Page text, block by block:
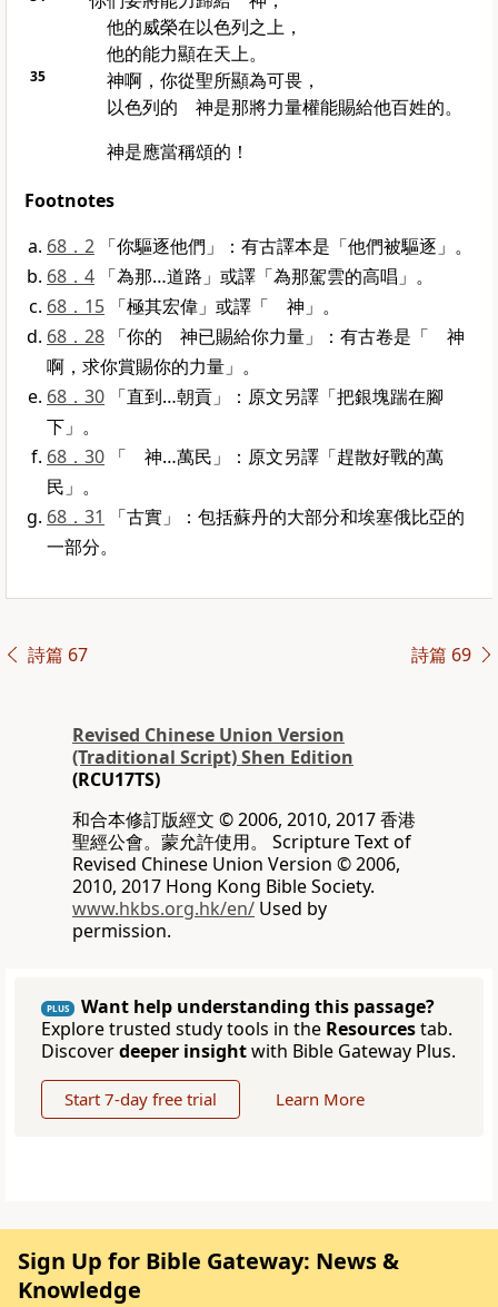
他的威榮在以色列之上，
他的能力顯在天上。
35
神啊，你從聖所顯為可畏，
以色列的 神是那將力量權能賜給他百姓的。
神是應當稱頌的！
Footnotes
68．2 「你驅逐他們」：有古譯本是「他們被驅逐」。
68．4 「為那…道路」或譯「為那駕雲的高唱」。
68．15 「極其宏偉」或譯「 神」。
68．28 「你的 神已賜給你力量」：有古卷是「 神
啊，求你賞賜你的力量」。
68．30 「直到…朝貢」：原文另譯「把銀塊踹在腳
下」。
68．30 「 神…萬民」：原文另譯「趕散好戰的萬
民」。
68．31
「古實」：包括蘇丹的大部分和埃塞俄比亞的
一部分。
詩篇 67 詩篇 69
Revised Chinese Union Version
(Traditional Script) Shen Edition
(RCU17TS)
和合本修訂版經文 © 2006, 2010, 2017 香港
聖經公會。蒙允許使用。 Scripture Text of
Revised Chinese Union Version © 2006,
2010, 2017 Hong Kong Bible Society.
www.hkbs.org.hk/en/ Used by
permission.
PLUS
Want help understanding this passage?
Explore trusted study tools in the Resourcestab.
Discoverdeeper insightwith Bible Gateway Plus.
Start 7-day free trial Learn More
Sign Up for Bible Gateway: News &
Knowledge